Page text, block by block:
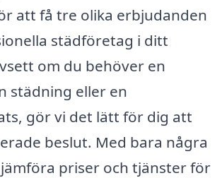
att få tre olika erbjudanden
städföretag i ditt
om du behöver en
städning eller en
gör vi det lätt för dig att
beslut. Med bara några
priser och tjänster för